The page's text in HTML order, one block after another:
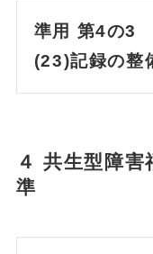
準用 第4の3
(23)記録の整
４ 共生型障
準